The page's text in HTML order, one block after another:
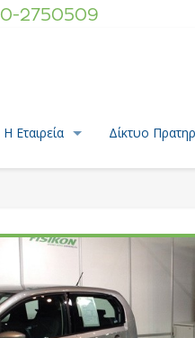
2750509
Η Εταιρεία Δίκτυο